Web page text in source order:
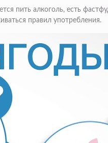
пить алкоголь, есть
правил употребления.